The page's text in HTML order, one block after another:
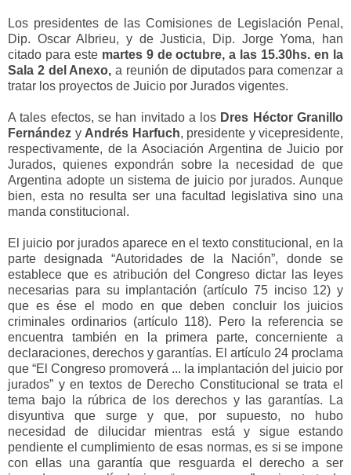
Los presidentes de las Comisiones de Legislación Penal,
Dip. Oscar Albrieu, y de Justicia, Dip. Jorge Yoma, han
citado para este martes 9 de octubre, a las 15.30hs. en la
Sala 2 del Anexo, a reunión de diputados para comenzar a
tratar los proyectos de Juicio por Jurados vigentes.
A tales efectos, se han invitado a los Dres Héctor Granillo
Fernández y Andrés Harfuch, presidente y vicepresidente,
respectivamente, de la Asociación Argentina de Juicio por
Jurados, quienes expondrán sobre la necesidad de que
Argentina adopte un sistema de juicio por jurados. Aunque
bien, esta no resulta ser una facultad legislativa sino una
manda constitucional.
El juicio por jurados aparece en el texto constitucional, en la
parte designada “Autoridades de la Nación”, donde se
establece que es atribución del Congreso dictar las leyes
necesarias para su implantación (artículo 75 inciso 12) y
que es ése el modo en que deben concluir los juicios
criminales ordinarios (artículo 118). Pero la referencia se
encuentra también en la primera parte, concerniente a
declaraciones, derechos y garantías. El artículo 24 proclama
que “El Congreso promoverá ... la implantación del juicio por
jurados” y en textos de Derecho Constitucional se trata el
tema bajo la rúbrica de los derechos y las garantías. La
disyuntiva que surge y que, por supuesto, no hubo
necesidad de dilucidar mientras está y sigue estando
pendiente el cumplimiento de esas normas, es si se impone
con ellas una garantía que resguarda el derecho a ser